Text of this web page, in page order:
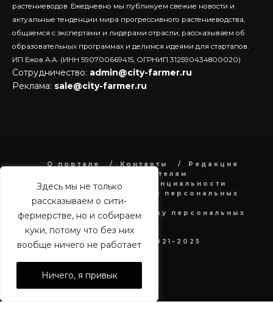
Здесь мы не только
рассказываем о сити-
фермерстве, но и собираем
куки, потому что без них
вообще ничего не работает
Ничего, я привык
растениеводов. Ежедневно мы публикуем свежие новости и
актуальные тенденции мира прогрессивного растениеводства,
общаемся с экспертами и лидерами отрасли, рассказываем об
образовательных программах и делимся идеями для стартапов.
ИП Ежов А.А. (ИНН 590700669415, ОГРНИП 312590434800020)
Сотрудничество: admin@city-farmer.ru
Реклама: sale@city-farmer.ru
О портале Контакты
Редакция
Рекламодателям
Политика конфиденциальности
в отношении обработки персональных
данных
Согласие на обработку персональных
данных
city-farmer.ru 2021–2025